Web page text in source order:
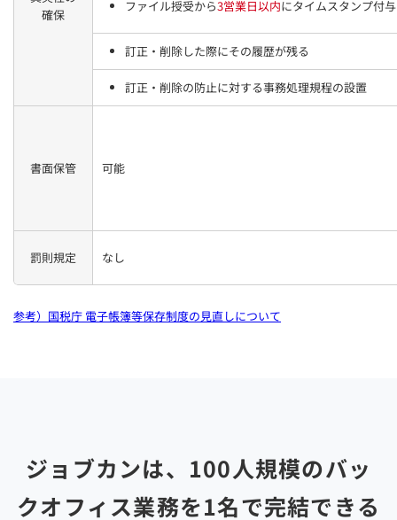
確保
ファイル授受から3営業日以内にタイムスタンプ付与
訂正・削除した際にその履歴が残る
訂正・削除の防止に対する事務処理規程の設置
書面保管 可能
罰則規定 なし
参考）国税庁 電子帳簿等保存制度の見直しについて
ジョブカンは、100人規模のバッ
クオフィス業務を1名で完結できる